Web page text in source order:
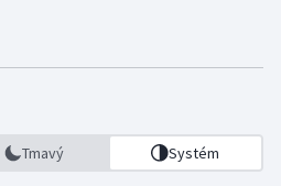
Tmavý Systém